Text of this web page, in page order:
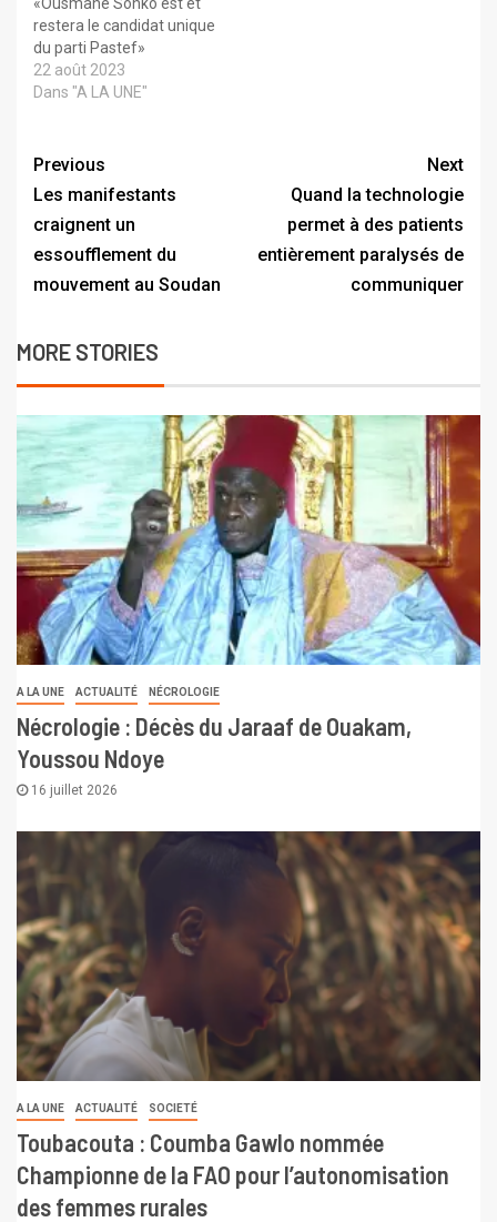
restera le candidat unique
du parti Pastef»
22 août 2023
Dans "A LA UNE"
Previous
Les manifestants
craignent un
essoufflement du
mouvement au Soudan
Next
Quand la technologie
permet à des patients
entièrement paralysés de
communiquer
MORE STORIES
A LA UNE ACTUALITÉ NÉCROLOGIE
Nécrologie : Décès du Jaraaf de Ouakam,
Youssou Ndoye
16 juillet 2026
A LA UNE ACTUALITÉ SOCIETÉ
Toubacouta : Coumba Gawlo nommée
Championne de la FAO pour l’autonomisation
des femmes rurales